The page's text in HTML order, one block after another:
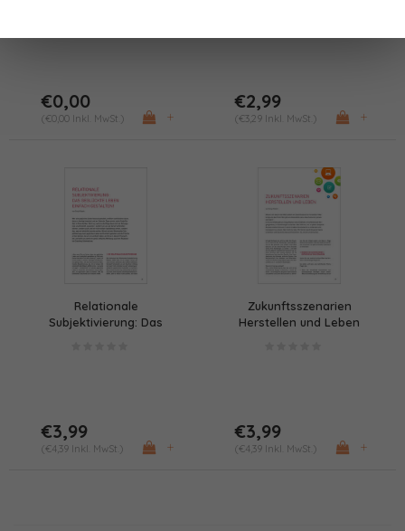
€0,00
(€0,00 Inkl. MwSt.) +
€2,99
(€3,29 Inkl. MwSt.) +
Relationale
Subjektivierung: Das
€3,99
(€4,39 Inkl. MwSt.) +
Zukunftsszenarien
Herstellen und Leben
€3,99
(€4,39 Inkl. MwSt.) +